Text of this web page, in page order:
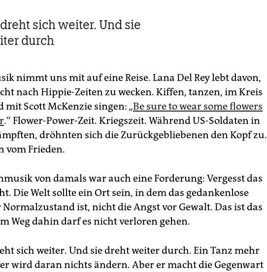
sich weiter. Und sie
durch
nimmt uns mit auf eine Reise. Lana Del Rey lebt davon,
nach Hippie-Zeiten zu wecken. Kiffen, tanzen, im Kreis
mit Scott McKenzie singen: „Be sure to wear some flowers
.“ Flower-Power-Zeit. Kriegszeit. Während US-Soldaten in
dröhnten sich die Zurückgebliebenen den Kopf zu.
vom Frieden.
von damals war auch eine Forderung: Vergesst das
Die Welt sollte ein Ort sein, in dem das gedankenlose
Normalzustand ist, nicht die Angst vor Gewalt. Das ist das
Weg dahin darf es nicht verloren gehen.
sich weiter. Und sie dreht weiter durch. Ein Tanz mehr
wird daran nichts ändern. Aber er macht die Gegenwart